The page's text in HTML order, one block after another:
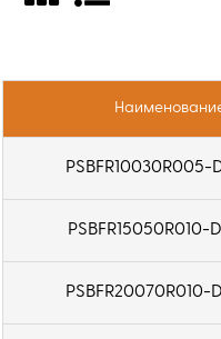
материала -
чугун,
PSBFR10030R005-
PSBFR15050R010-
PSBFR20070R010-